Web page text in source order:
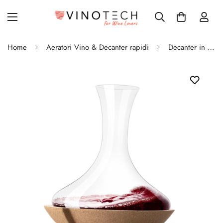
Home Aeratori Vino & Decanter rapidi Decanter in cristallo Swirling Carafe Vacu Vin